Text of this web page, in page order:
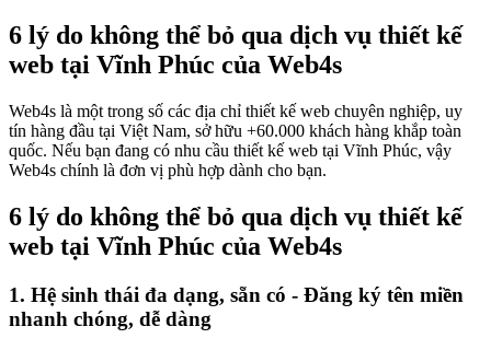
6 lý do không thể bỏ qua dịch vụ thiết kế
web tại Vĩnh Phúc của Web4s
Web4s là một trong số các địa chỉ thiết kế web chuyên nghiệp, uy
tín hàng đầu tại Việt Nam, sở hữu +60.000 khách hàng khắp toàn
quốc. Nếu bạn đang có nhu cầu thiết kế web tại Vĩnh Phúc, vậy
Web4s chính là đơn vị phù hợp dành cho bạn.
6 lý do không thể bỏ qua dịch vụ thiết kế
web tại Vĩnh Phúc của Web4s
1. Hệ sinh thái đa dạng, sẵn có - Đăng ký tên miền
nhanh chóng, dễ dàng